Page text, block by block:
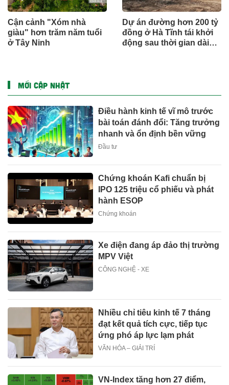
Cận cảnh "Xóm nhà
giàu" hơn trăm năm tuổi
ở Tây Ninh
Dự án đường hơn 200 tỷ
đồng ở Hà Tĩnh tái khởi
động sau thời gian dài
MỚI CẬP NHẬT
Điều hành kinh tế vĩ mô trước
bài toán đánh đổi: Tăng trưởng
nhanh và ổn định bền vững
Đầu tư
Chứng khoán Kafi chuẩn bị
IPO 125 triệu cổ phiếu và phát
hành ESOP
Chứng khoán
Xe điện đang áp đảo thị trường
MPV Việt
CÔNG NGHỆ - XE
Nhiều chỉ tiêu kinh tế 7 tháng
đạt kết quả tích cực, tiếp tục
ứng phó áp lực lạm phát
VĂN HÓA – GIẢI TRÍ
VN-Index tăng hơn 27 điểm,